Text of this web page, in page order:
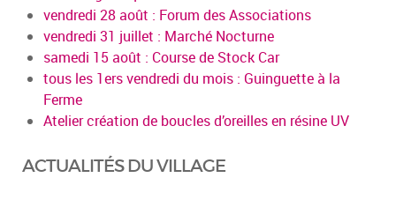
vendredi 28 août : Forum des Associations
vendredi 31 juillet : Marché Nocturne
samedi 15 août : Course de Stock Car
tous les 1ers vendredi du mois : Guinguette à la
Ferme
Atelier création de boucles d’oreilles en résine UV
ACTUALITÉS DU VILLAGE